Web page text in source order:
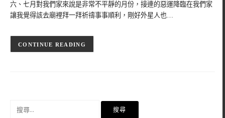
六、七月對我們家來說是非常不平靜的月份，接連的惡運降臨在我們家
讓我覺得該去廟裡拜一拜祈禱事事順利，剛好外星人也…
CONTINUE READING